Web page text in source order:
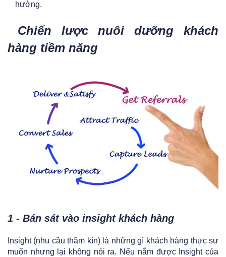
hưởng.
Chiến lược nuôi dưỡng khách
hàng tiềm năng
1 - Bán sát vào insight khách hàng
Insight (nhu cầu thầm kín) là những gì khách hàng thực sự
muốn nhưng lại không nói ra. Nếu nắm được Insight của